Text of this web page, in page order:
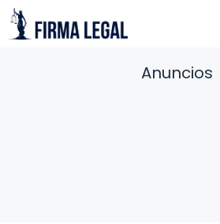
Saltar
al
Anuncios